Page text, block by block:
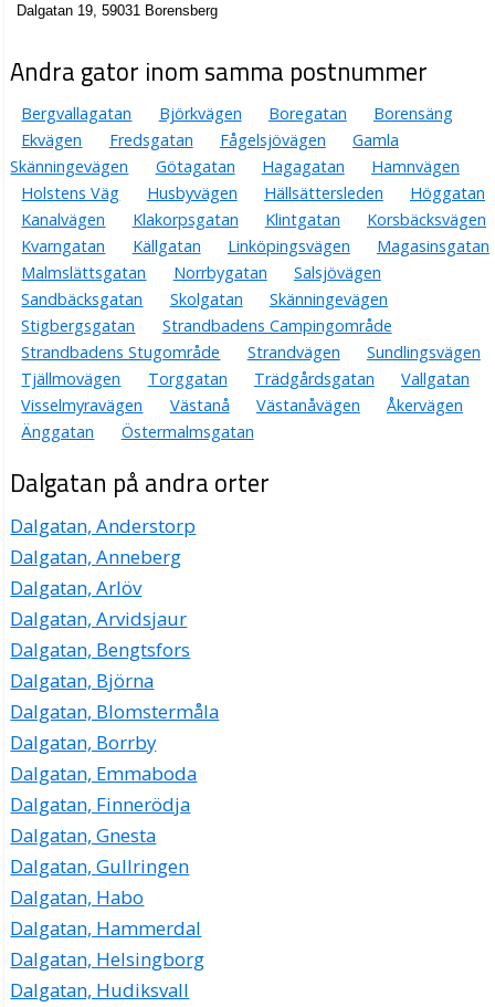
Dalgatan 19, 59031 Borensberg
Andra gator inom samma postnummer
Bergvallagatan Björkvägen Boregatan
Borensäng
Ekvägen
Fredsgatan Fågelsjövägen
Gamla
Skänningevägen
Götagatan Hagagatan
Hamnvägen
Holstens Väg
Husbyvägen Hällsättersleden
Höggatan
Kanalvägen
Klakorpsgatan Klintgatan
Korsbäcksvägen
Kvarngatan
Källgatan Linköpingsvägen
Magasinsgatan
Malmslättsgatan
Norrbygatan
Salsjövägen
Sandbäcksgatan
Skolgatan
Skänningevägen
Stigbergsgatan
Strandbadens Campingområde
Strandbadens Stugområde
Strandvägen
Sundlingsvägen
Tjällmovägen
Torggatan Trädgårdsgatan
Vallgatan
Visselmyravägen
Västanå Västanåvägen
Åkervägen
Änggatan
Östermalmsgatan
Dalgatan på andra orter
Dalgatan, Anderstorp
Dalgatan, Anneberg
Dalgatan, Arlöv
Dalgatan, Arvidsjaur
Dalgatan, Bengtsfors
Dalgatan, Björna
Dalgatan, Blomstermåla
Dalgatan, Borrby
Dalgatan, Emmaboda
Dalgatan, Finnerödja
Dalgatan, Gnesta
Dalgatan, Gullringen
Dalgatan, Habo
Dalgatan, Hammerdal
Dalgatan, Helsingborg
Dalgatan, Hudiksvall